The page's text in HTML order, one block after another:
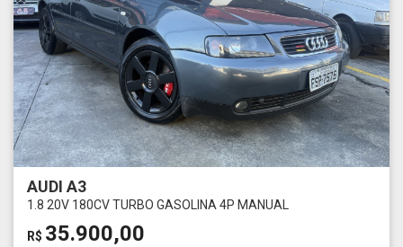
AUDI A3
1.8 20V 180CV TURBO GASOLINA 4P MANUAL
R$ 35.900,00